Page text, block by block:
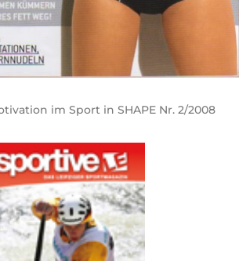
im Sport in SHAPE Nr. 2/2008